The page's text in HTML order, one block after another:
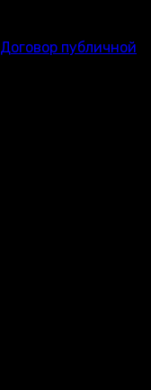
Договор публичной